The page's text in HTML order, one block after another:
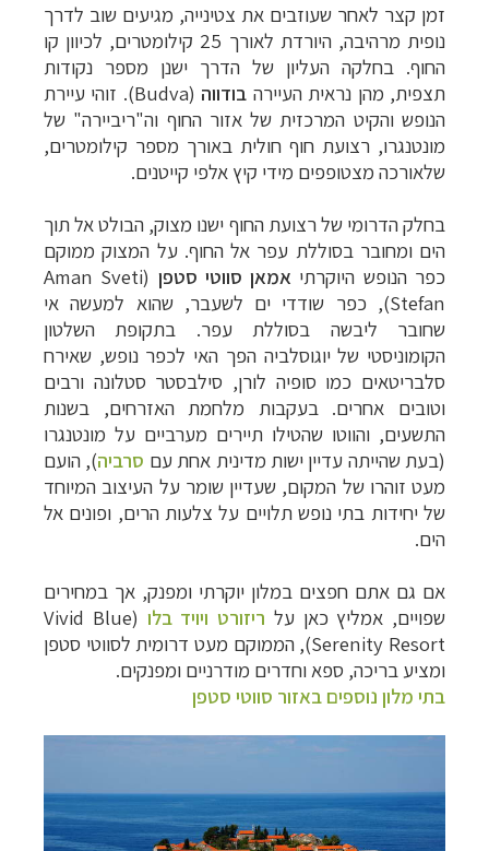
זמן קצר לאחר שעוזבים את צטינייה, מגיעים שוב לדרך
נופית מרהיבה, היורדת לאורך 25 קילומטרים, לכיוון קו
החוף. בחלקה העליון של הדרך ישנן מספר נקודות
תצפית, מהן נראית העיירה בודווה (
Budva). זוהי עיירת
הנופש והקיט המרכזית של אזור החוף וה"ריביירה" של
מונטנגרו, רצועת חוף חולית באורך מספר קילומטרים,
שלאורכה מצטופפים מידי קיץ אלפי קייטנים.
בחלק הדרומי של רצועת החוף ישנו מצוק, הבולט אל תוך
הים ומחובר בסוללת עפר אל החוף. על המצוק ממוקם
כפר הנופש היוקרתי אמאן סווטי סטפן (
Aman Sveti
Stefan), כפר שודדי ים לשעבר, שהוא למעשה אי
שחובר ליבשה בסוללת עפר. בתקופת השלטון
הקומוניסטי של יוגוסלביה הפך האי לכפר נופש, שאירח
סלבריטאים כמו סופיה לורן, סילבסטר סטלונה ורבים
וטובים אחרים. בעקבות מלחמת האזרחים, בשנות
התשעים, והווטו שהטילו תיירים מערביים על מונטנגרו
(בעת שהייתה עדיין ישות מדינית אחת עם סרביה), הועם
מעט זוהרו של המקום, שעדיין שומר על העיצוב המיוחד
של יחידות בתי נופש תלויים על צלעות הרים, ופונים אל
הים.
אם גם אתם חפצים במלון יוקרתי ומפנק, אך במחירים
שפויים, אמליץ כאן על ריזורט ויויד בלו
(Vivid Blue
Serenity Resort), הממוקם מעט דרומית לסווטי סטפן
ומציע בריכה, ספא וחדרים מודרניים ומפנקים.
בתי מלון נוספים באזור סווטי סטפן